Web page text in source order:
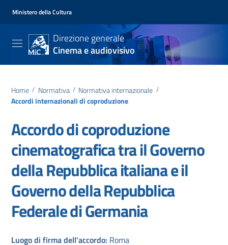
Ministero della Cultura
Direzione generale
Cinema e audiovisivo
Home / Normativa / Normativa internazionale /
Accordi internazionali di coproduzione
Accordo di coproduzione
cinematografica tra il Governo
della Repubblica italiana e il
Governo della Repubblica
Federale di Germania
Luogo di firma dell'accordo: Roma